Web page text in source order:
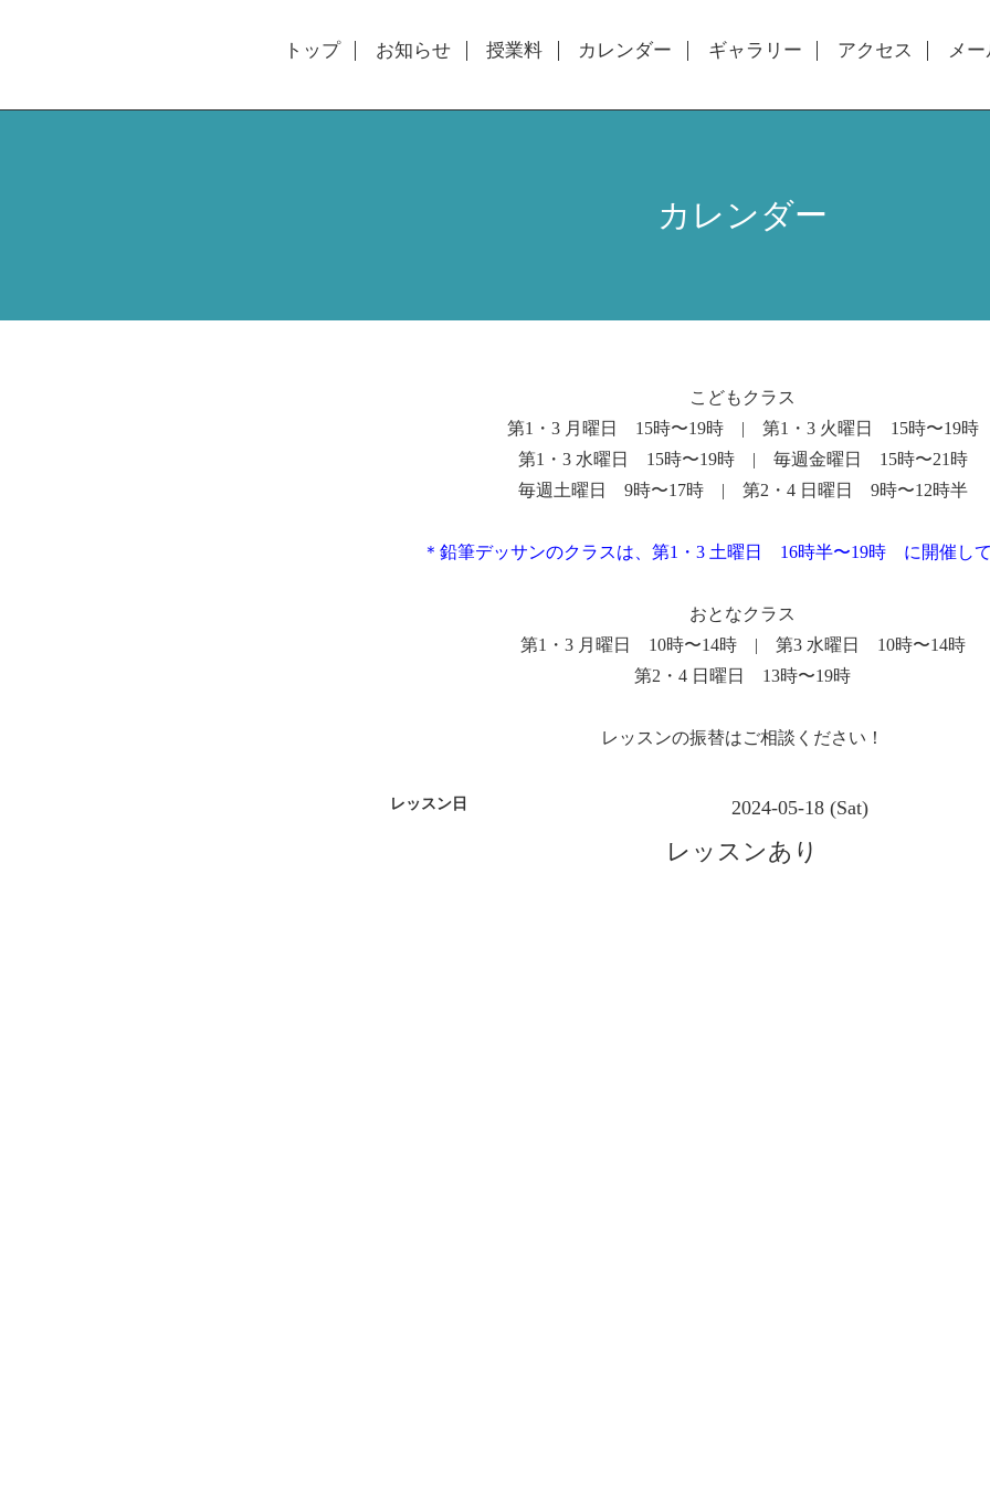
トップ お知らせ 授業料 カレンダー ギャラリー アクセス メ
カレンダー
こどもクラス
第1・3 月曜日 15時〜19時 | 第1・3 火曜日 15時〜19時
第1・3 水曜日 15時〜19時 | 毎週金曜日 15時〜21時
毎週土曜日 9時〜17時 | 第2・4 日曜日 9時〜12時半
＊鉛筆デッサンのクラスは、第1・3 土曜日 16時半〜19時 に開催し
おとなクラス
第1・3 月曜日 10時〜14時 | 第3 水曜日 10時〜14時
第2・4 日曜日 13時〜19時
レッスンの振替はご相談ください！
レッスン日 2024-05-18 (Sat)
レッスンあり